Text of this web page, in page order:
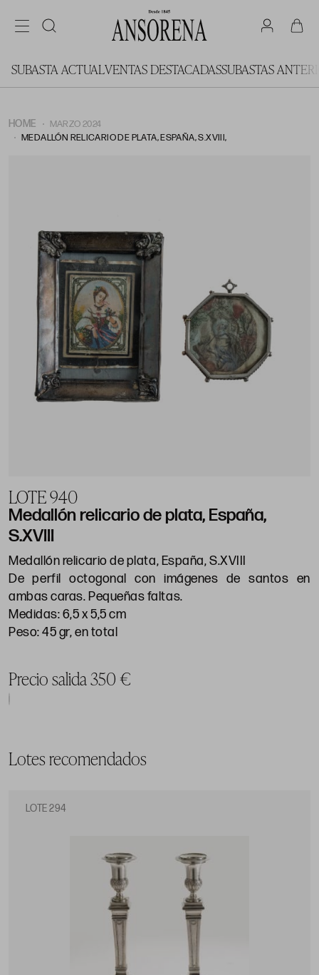
SUBASTA ACTUALVENTAS DESTACADASSUBASTAS
HOME
MARZO 2024
MEDALLÓN RELICARIO DE PLATA, ESPAÑA, S.XVIII,
LOTE 940
Medallón relicario de plata, España,
S.XVIII
Medallón relicario de plata, España, S.XVIII
De perfil octogonal con imágenes de santos en
ambas caras. Pequeñas faltas.
Medidas: 6,5 x 5,5 cm
Peso: 45 gr, en total
Precio salida 350 €
Lotes recomendados
LOTE 294